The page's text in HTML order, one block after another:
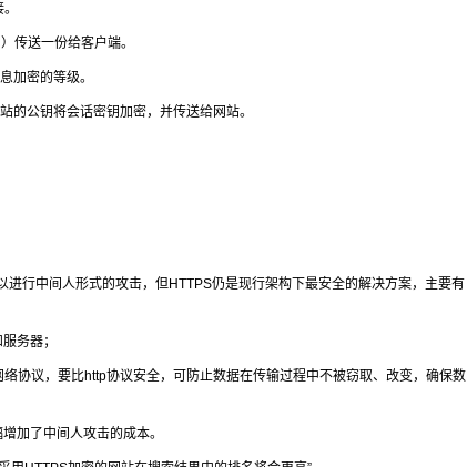
送一份给客户端。
密的等级。
公钥将会话密钥加密，并传送给网站。
中间人形式的攻击，但HTTPS仍是现行架构下最安全的解决方案，主要有
务器；
议，要比http协议安全，可防止数据在传输过程中不被窃取、改变，确保数
加了中间人攻击的成本。